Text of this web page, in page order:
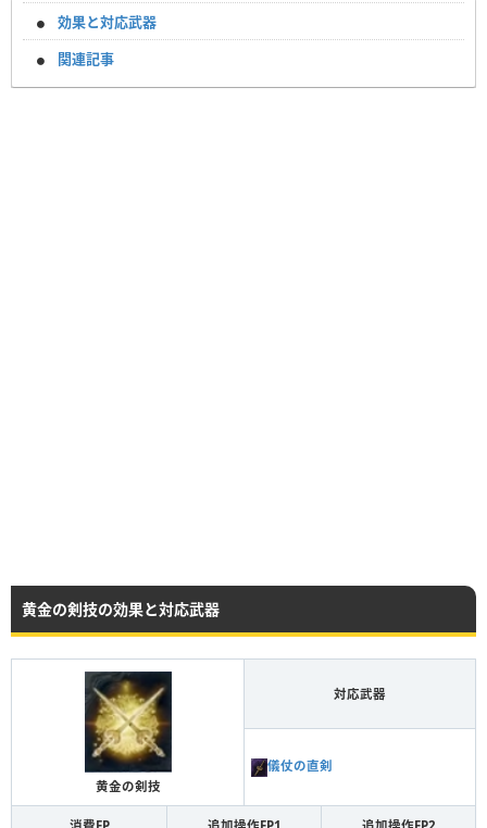
効果と対応武器
関連記事
黄金の剣技の効果と対応武器
黄金の剣技
対応武器
儀仗の直剣